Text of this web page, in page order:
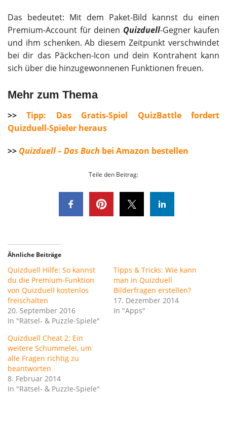
Das bedeutet: Mit dem Paket-Bild kannst du einen
Premium-Account für deinen Quizduell-Gegner kaufen
und ihm schenken. Ab diesem Zeitpunkt verschwindet
bei dir das Päckchen-Icon und dein Kontrahent kann
sich über die hinzugewonnenen Funktionen freuen.
Mehr zum Thema
>>Tipp: Das Gratis-Spiel QuizBattle fordert
Quizduell-Spieler heraus
>> Quizduell – Das Buch bei Amazon bestellen
Teile den Beitrag:
Ähnliche Beiträge
Quizduell Hilfe: So kannst
du die Premium-Funktion
von Quizduell kostenlos
freischalten
20. September 2016
In "Rätsel- & Puzzle-Spiele"
Tipps & Tricks: Wie kann
man in Quizduell
Bilderfragen erstellen?
17. Dezember 2014
In "Apps"
Quizduell Cheat 2: Ein
weitere Schummelei, um
alle Fragen richtig zu
beantworten
8. Februar 2014
In "Rätsel- & Puzzle-Spiele"